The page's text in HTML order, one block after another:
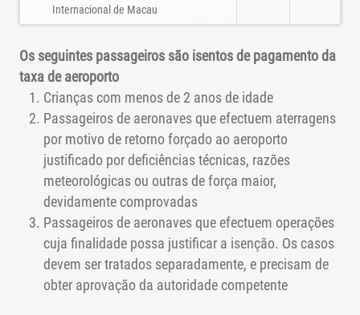
Internacional de Macau
Os seguintes passageiros são isentos de pagamento da
taxa de aeroporto
Crianças com menos de 2 anos de idade
Passageiros de aeronaves que efectuem aterragens
por motivo de retorno forçado ao aeroporto
justificado por deficiências técnicas, razões
meteorológicas ou outras de força maior,
devidamente comprovadas
Passageiros de aeronaves que efectuem operações
cuja finalidade possa justificar a isenção. Os casos
devem ser tratados separadamente, e precisam de
obter aprovação da autoridade competente